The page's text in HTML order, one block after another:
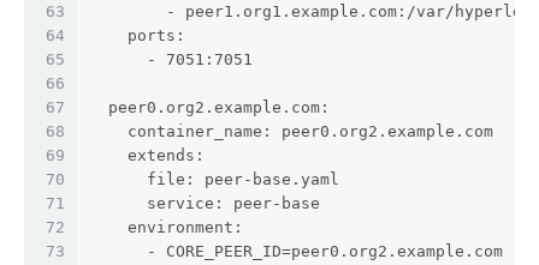
63
64
65
66
67
68
69
70
71
72
73
- peer1.org1.example.com:/var/
    ports:
      - 7051:7051
  peer0.org2.example.com:
    container_name: peer0.org2.example.com
    extends:
      file: peer-base.yaml
      service: peer-base
    environment:
      - CORE_PEER_ID=peer0.org2.example.com